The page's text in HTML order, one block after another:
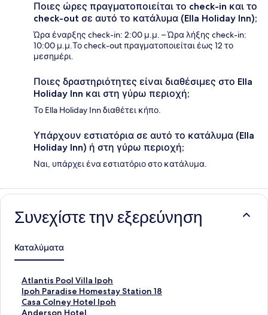
Ποιες ώρες πραγματοποιείται το check-in και το
check-out σε αυτό το κατάλυμα (Ella Holiday Inn);
Ώρα έναρξης check-in: 2:00 μ.μ. – Ώρα λήξης check-in:
10:00 μ.μ.Το check-out πραγματοποιείται έως 12 το
μεσημέρι.
Ποιες δραστηριότητες είναι διαθέσιμες στο Ella
Holiday Inn και στη γύρω περιοχή;
Το Ella Holiday Inn διαθέτει κήπο.
Υπάρχουν εστιατόρια σε αυτό το κατάλυμα (Ella
Holiday Inn) ή στη γύρω περιοχή;
Ναι, υπάρχει ένα εστιατόριο στο κατάλυμα.
Συνεχίστε την εξερεύνηση
Καταλύματα
Atlantis Pool Villa Ipoh
Σ
τ
ά
ν
Ipoh Paradise Homestay Station 18
Σ
τ
ά
Casa Colney Hotel Ipoh
Σ
τ
Anderson Hotel
Σ